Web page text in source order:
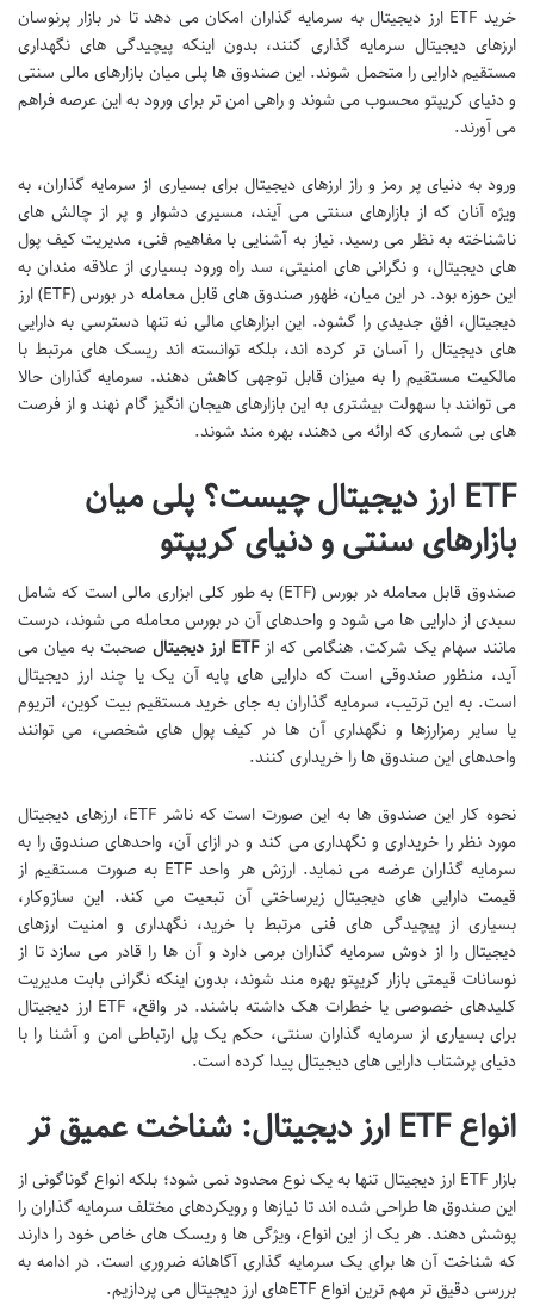
خرید ETF ارز دیجیتال به سرمایه گذاران امکان می دهد تا در بازار پرنوسان
ارزهای دیجیتال سرمایه گذاری کنند، بدون اینکه پیچیدگی های نگهداری
مستقیم دارایی را متحمل شوند. این صندوق ها پلی میان بازارهای مالی سنتی
و دنیای کریپتو محسوب می شوند و راهی امن تر برای ورود به این عرصه فراهم
می آورند.
ورود به دنیای پر رمز و راز ارزهای دیجیتال برای بسیاری از سرمایه گذاران، به
ویژه آنان که از بازارهای سنتی می آیند، مسیری دشوار و پر از چالش های
ناشناخته به نظر می رسید. نیاز به آشنایی با مفاهیم فنی، مدیریت کیف پول
های دیجیتال، و نگرانی های امنیتی، سد راه ورود بسیاری از علاقه مندان به
این حوزه بود. در این میان، ظهور صندوق های قابل معامله در بورس (ETF) ارز
دیجیتال، افق جدیدی را گشود. این ابزارهای مالی نه تنها دسترسی به دارایی
های دیجیتال را آسان تر کرده اند، بلکه توانسته اند ریسک های مرتبط با
مالکیت مستقیم را به میزان قابل توجهی کاهش دهند. سرمایه گذاران حالا
می توانند با سهولت بیشتری به این بازارهای هیجان انگیز گام نهند و از فرصت
های بی شماری که ارائه می دهند، بهره مند شوند.
ETF ارز دیجیتال چیست؟ پلی میان
بازارهای سنتی و دنیای کریپتو
صندوق قابل معامله در بورس (ETF) به طور کلی ابزاری مالی است که شامل
سبدی از دارایی ها می شود و واحدهای آن در بورس معامله می شوند، درست
مانند سهام یک شرکت. هنگامی که ازETF ارز دیجیتال
صحبت به میان می
آید، منظور صندوقی است که دارایی های پایه آن یک یا چند ارز دیجیتال
است. به این ترتیب، سرمایه گذاران به جای خرید مستقیم بیت کوین، اتریوم
یا سایر رمزارزها و نگهداری آن ها در کیف پول های شخصی، می توانند
واحدهای این صندوق ها را خریداری کنند.
نحوه کار این صندوق ها به این صورت است که ناشر ETF، ارزهای دیجیتال
مورد نظر را خریداری و نگهداری می کند و در ازای آن، واحدهای صندوق را به
سرمایه گذاران عرضه می نماید. ارزش هر واحد ETF به صورت مستقیم از
قیمت دارایی های دیجیتال زیرساختی آن تبعیت می کند. این سازوکار،
بسیاری از پیچیدگی های فنی مرتبط با خرید، نگهداری و امنیت ارزهای
دیجیتال را از دوش سرمایه گذاران برمی دارد و آن ها را قادر می سازد تا از
نوسانات قیمتی بازار کریپتو بهره مند شوند، بدون اینکه نگرانی بابت مدیریت
کلیدهای خصوصی یا خطرات هک داشته باشند. در واقع، ETF ارز دیجیتال
برای بسیاری از سرمایه گذاران سنتی، حکم یک پل ارتباطی امن و آشنا را با
دنیای پرشتاب دارایی های دیجیتال پیدا کرده است.
انواع ETF ارز دیجیتال: شناخت عمیق تر
بازار ETF ارز دیجیتال تنها به یک نوع محدود نمی شود؛ بلکه انواع گوناگونی از
این صندوق ها طراحی شده اند تا نیازها و رویکردهای مختلف سرمایه گذاران را
پوشش دهند. هر یک از این انواع، ویژگی ها و ریسک های خاص خود را دارند
که شناخت آن ها برای یک سرمایه گذاری آگاهانه ضروری است. در ادامه به
بررسی دقیق تر مهم ترین انواع ETFهای ارز دیجیتال می پردازیم.